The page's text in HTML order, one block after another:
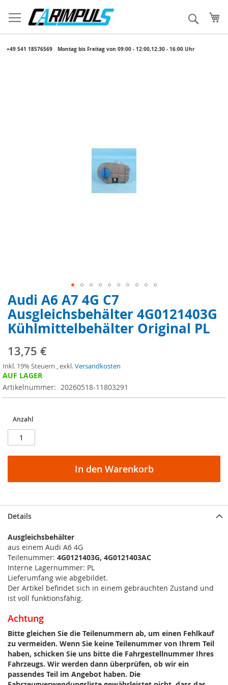
zum
Inhalt
​ +49 541 18576569 ​ Montag bis Freitag von 09:00 - 12:00,12:30 - 16:00 Uhr
Suche
Audi A6 A7 4G C7
Ausgleichsbehälter 4G0121403G
Kühlmittelbehälter Original PL
13,75 €
Inkl. 19% Steuern ,exkl.Versandkosten
AUF LAGER
Artikelnummer
20260518-11803291
Anzahl
In den Warenkorb
Zum
Anfang
der
Bildergalerie
Details
Ausgleichsbehälter
aus einem Audi A6 4G
Teilenummer: 4G0121403G, 4G0121403AC
Interne Lagernummer: PL
Lieferumfang wie abgebildet.
Der Artikel befindet sich in einem gebrauchten Zustand und
ist voll funktionsfähig.
Achtung
Bitte gleichen Sie die Teilenummern ab, um einen Fehlkauf
zu vermeiden. Wenn Sie keine Teilenummer von Ihrem Teil
haben, schicken Sie uns bitte die Fahrgestellnummer Ihres
Fahrzeugs. Wir werden dann überprüfen, ob wir ein
passendes Teil im Angebot haben. Die